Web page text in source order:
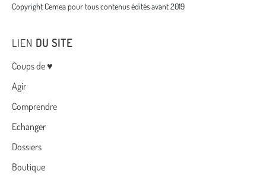
Copyright Cemea pour tous contenus édités avant 2019
LIEN DU SITE
Menu
Coups de ♥
Agir
Comprendre
Echanger
Dossiers
Boutique